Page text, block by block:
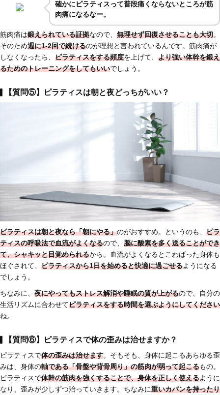
確かにピラティスって普段痛くならないところが筋
肉痛になるなー。
筋肉痛は鍛えられている証拠なので、 無理せず回復させることも大切。
そのため週に1-2回で続けるのが理想と言われているんです。筋肉痛が
しなくなったら、 ピラティスをする頻度を上げて、 より強い体幹を鍛え
るためのトレーニングをしてもいいでしょう。
【質問⑤】ピラティスは朝と夜どっちがいい？
ピラティスは朝と夜なら「朝にやる」のがおすすめ。というのも、 ピラ
ティスの呼吸法で血流がよくなるので、 脳に酸素を多く送ることができ
て、シャキッと目覚められるから。血流がよくなるとこわばった身体も
ほぐされて、 ピラティスから1日を始めると快適に過ごせるようになる
でしょう。
ちなみに、 夜にやってもストレス解消や睡眠の質が上がるので、自分の
生活リズムに合わせてピラティスをする時間を選ぶようにしてください
ね。
【質問⑥】ピラティスで体の歪みは治せますか？
ピラティスで体の歪みは治せます。そもそも、身体に起こるあらゆる歪
みは、身体の軸である「骨盤や背骨周り」の筋肉が弱って起こるもの。
ピラティスで体幹の筋肉を強くすることで、身体を正しく使えるように
なり、歪みが少しずつ治っていきます。ちなみに重いカバンを持ったり